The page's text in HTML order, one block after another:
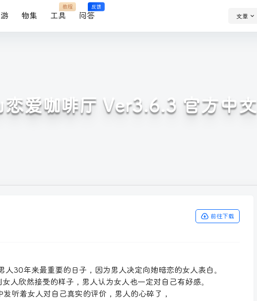
物集 工具
教程
问答
反馈
文章
恋爱咖啡厅 Ver3.6.3 官方中文
前往下载
30年来最重要的日子，因为男人决定向她暗恋的女人表白。
人欣然接受的样子，男人认为女人也一定对自己有好感。
听着女人对自己真实的评价，男人的心碎了，